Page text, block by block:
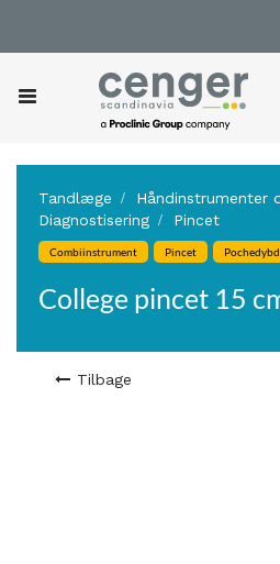
Tandlæge
Håndinstrumenter
Diagnostisering
Pincet
Combiinstrument Pincet
College pincet 15
Tilbage